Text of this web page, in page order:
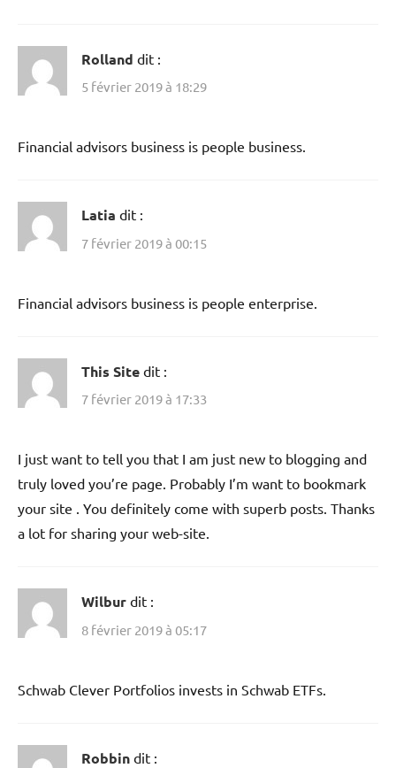
Rolland dit :
5 février 2019 à 18:29
Financial advisors business is people business.
Latia dit :
7 février 2019 à 00:15
Financial advisors business is people enterprise.
This Site dit :
7 février 2019 à 17:33
I just want to tell you that I am just new to blogging and
truly loved you’re page. Probably I’m want to bookmark
your site . You definitely come with superb posts. Thanks
a lot for sharing your web-site.
Wilbur dit :
8 février 2019 à 05:17
Schwab Clever Portfolios invests in Schwab ETFs.
Robbin dit :